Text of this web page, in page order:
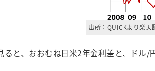
出所：QUICKより楽天
と、おおむね日米2年金利差と、ドル/